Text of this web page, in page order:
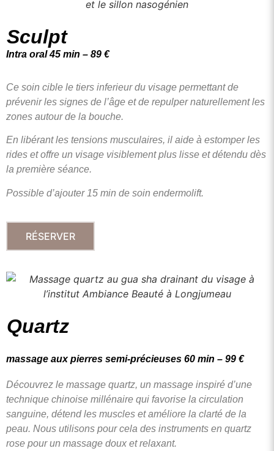
Sculpt
Intra oral 45 min – 89 €
Ce soin cible le tiers inferieur du visage permettant de
prévenir les signes de l’âge etde repulper naturellement les
zones autour de la bouche.
En libérant les tensions musculaires, il aide à estomper les
rides etoffre un visage visiblement plus lisse et détendu dès
la première séance.
Possible d’ajouter 15 min de soin endermolift.
RÉSERVER
Quartz
massage aux pierres semi-précieuses 60 min – 99 €
Découvrez le massage quartz, un massage inspiré d’une
technique chinoise millénaire qui favorise la circulation
sanguine, détend les muscles et améliore la clarté de la
peau. Nous utilisons pour cela des instruments en quartz
rose pour un massage doux et relaxant.